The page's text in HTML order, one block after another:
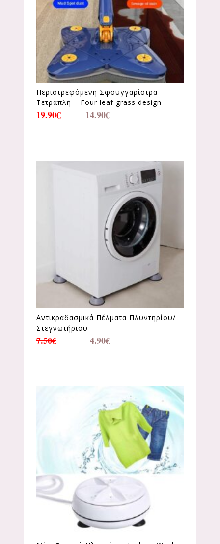
Περιστρεφόμενη Σφουγγαρίστρα
Τετραπλή – Four leaf grass design
19.90€ 14.90€
Αντικραδασμικά Πέλματα Πλυντηρίου/
Στεγνωτήριου
7.50€ 4.90€